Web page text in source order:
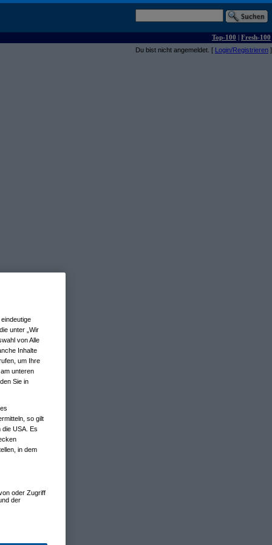
Top-100 | Fresh-100
Du bist nicht angemeldet. [ Login/Registrieren ]
unter „Wir
von Alle
Inhalte
um Ihre
unteren
Sie in
so gilt
die USA. Es
in dem
oder Zugriff
der